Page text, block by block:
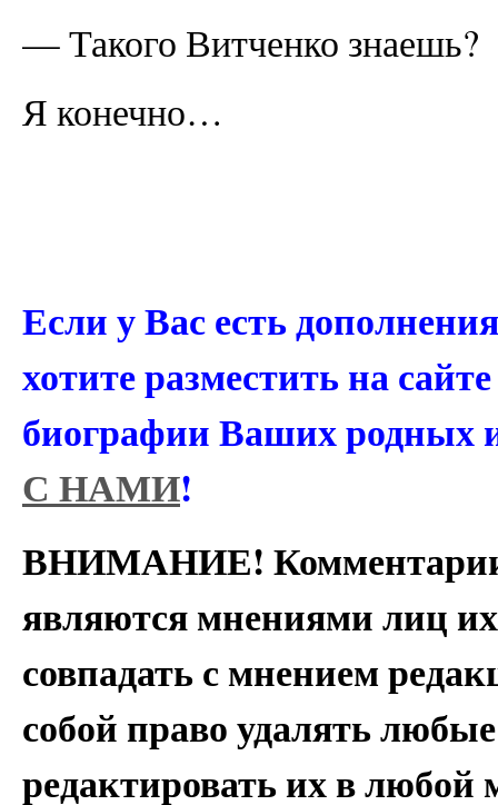
— Такого Витченко знаешь?
Я конечно…
Если у Вас есть
хотите разместить на
биографии Ваших родных
С НАМИ!
ВНИМАНИЕ! Комментарии
являются мнениями лиц
совпадать с мнением
собой право удалять
редактировать их в